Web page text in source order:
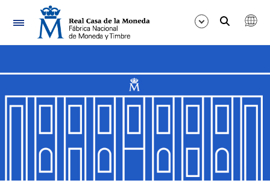
Navegación
Mostrar/Ocultar
Mostrar/Ocultar
Mostrar/Ocultar